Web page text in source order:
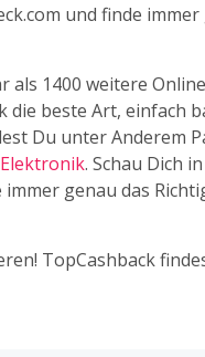
und finde immer
als 1400 weitere
die beste Art, einfach
Du unter Anderem
Elektronik. Schau Dich
genau das
TopCashback